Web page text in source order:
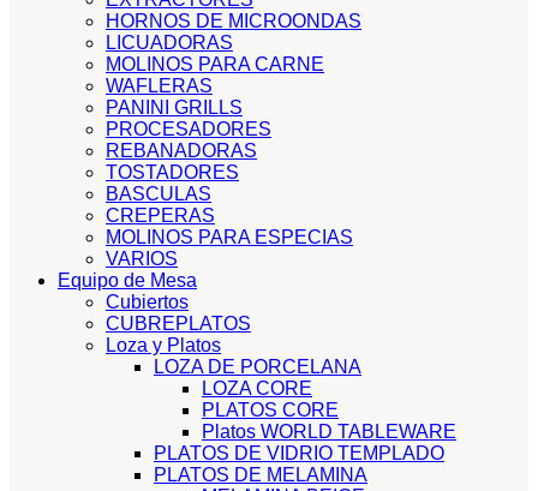
HORNOS DE MICROONDAS
LICUADORAS
MOLINOS PARA CARNE
WAFLERAS
PANINI GRILLS
PROCESADORES
REBANADORAS
TOSTADORES
BASCULAS
CREPERAS
MOLINOS PARA ESPECIAS
VARIOS
Equipo de Mesa
Cubiertos
CUBREPLATOS
Loza y Platos
LOZA DE PORCELANA
LOZA CORE
PLATOS CORE
Platos WORLD TABLEWARE
PLATOS DE VIDRIO TEMPLADO
PLATOS DE MELAMINA